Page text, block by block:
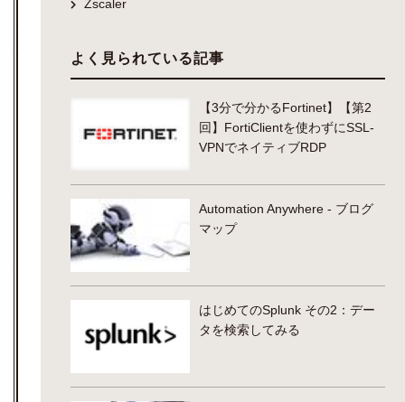
Zscaler
よく見られている記事
【3分で分かるFortinet】【第2
回】FortiClientを使わずにSSL-
VPNでネイティブRDP
Automation Anywhere - ブログ
マップ
はじめてのSplunk その2：デー
タを検索してみる